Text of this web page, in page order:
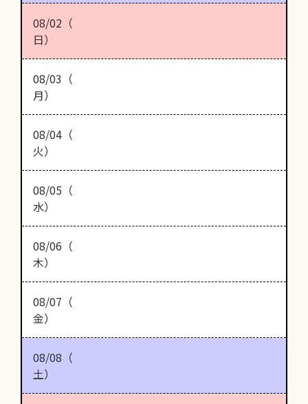
08/02（
日）
08/03（
月）
08/04（
火）
08/05（
水）
08/06（
木）
08/07（
金）
08/08（
土）